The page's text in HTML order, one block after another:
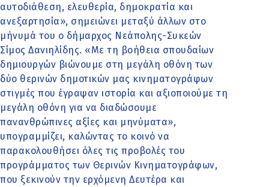
αυτοδιάθεση, ελευθερία, δημοκρατία και
ανεξαρτησία», σημειώνει μεταξύ άλλων στο
μήνυμά του ο δήμαρχος Νεάπολης-Συκεών
Σίμος Δανιηλίδης. «Με τη βοήθεια σπουδαίων
δημιουργών βιώνουμε στη μεγάλη οθόνη των
δύο θερινών δημοτικών μας κινηματογράφων
στιγμές που έγραψαν ιστορία και αξιοποιούμε τη
μεγάλη οθόνη για να διαδώσουμε
πανανθρώπινες αξίες και μηνύματα»,
υπογραμμίζει, καλώντας το κοινό να
παρακολουθήσει όλες τις προβολές του
προγράμματος των Θερινών Κινηματογράφων,
που ξεκινούν την ερχόμενη Δευτέρα και